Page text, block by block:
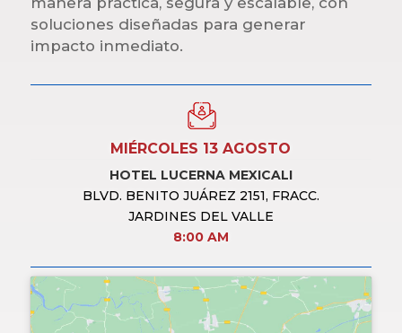
soluciones diseñadas para generar
impacto inmediato.
MIÉRCOLES 13 AGOSTO
HOTEL LUCERNA MEXICALI
BLVD. BENITO JUÁREZ 2151, FRACC.
JARDINES DEL VALLE
8:00 AM